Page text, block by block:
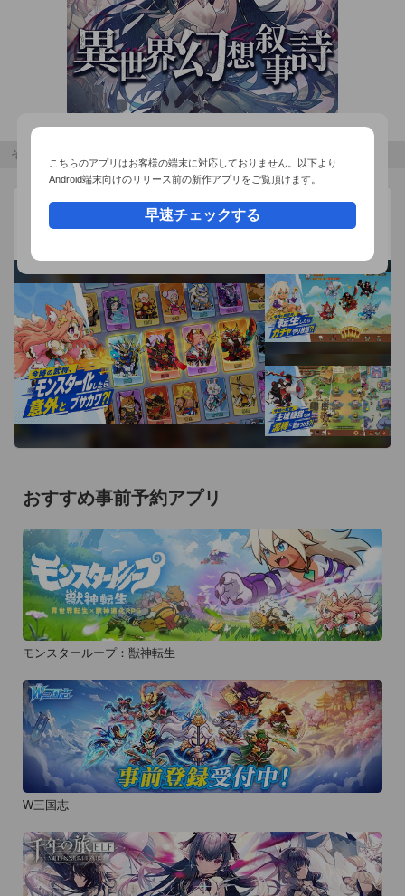
◇初心者が楽しみながら達人に「道場」。
初心者も、久しぶりの人も、楽しみながらアッというまに格闘
ゲームの奥義をマスターできる「道場」。
キャラの特徴や戦術を学んで、対戦がメキメキ強く楽しくな
カプコンをもっと楽しもう!
索しよう!
カプコンの最新情報をTwitterでチェック!
http://twitter.com/icapcomjp
または"@iCAPCOMjp"で検索
その他のおすすめコンテンツ
モンスターループ：獣神転生
SuperNova Game
広告
おすすめ事前予約アプリ
モンスターループ：獣神転生
W三国志
こちらのアプリはお客様の端末に対応しておりません。以下より
Android端末向けのリリース前の新作アプリをご覧頂けます。
早速チェックする